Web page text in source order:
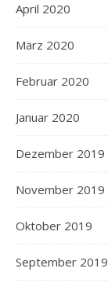
April 2020
März 2020
Februar 2020
Januar 2020
Dezember 2019
November 2019
Oktober 2019
September 2019